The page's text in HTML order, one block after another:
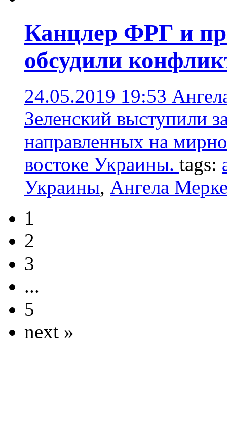
Канцлер ФРГ и
обсудили
24.05.2019 19:53
Зеленский выступили
направленных на
востоке Украины. tags:
Украины, Ангела
1
2
3
...
5
next »